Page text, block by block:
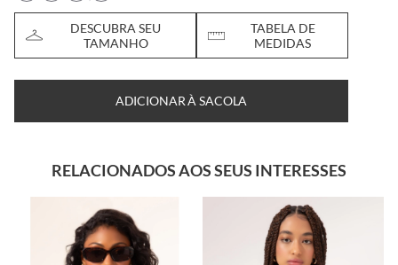
DESCUBRA SEU
TAMANHO
TABELA DE
MEDIDAS
ADICIONAR À SACOLA
RELACIONADOS AOS SEUS INTERESSES